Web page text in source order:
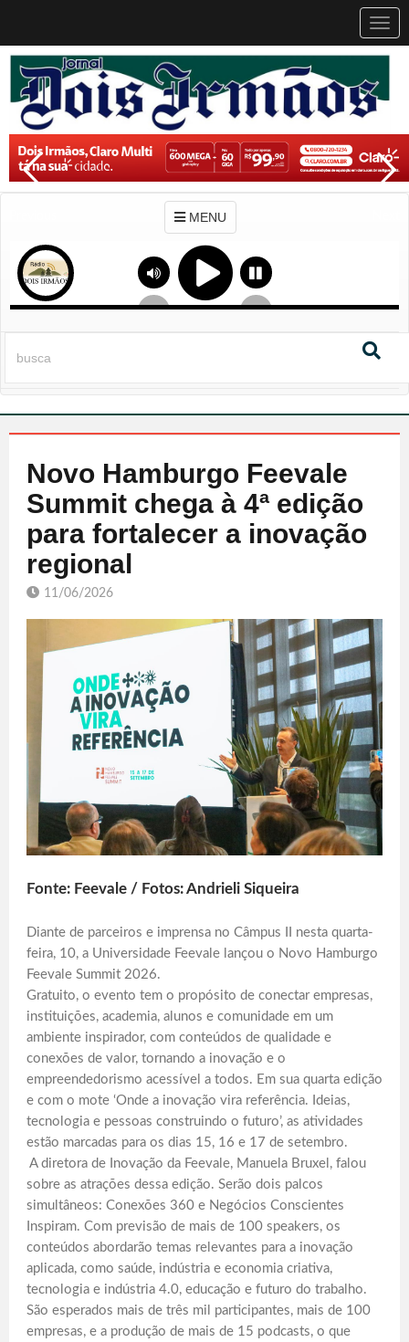
MENU
Novo Hamburgo Feevale
Summit chega à 4ª edição
para fortalecer a inovação
regional
11/06/2026
Fonte: Feevale / Fotos: Andrieli Siqueira
Diante de parceiros e imprensa no Câmpus II nesta quarta-
feira, 10, a Universidade Feevale lançou o Novo Hamburgo
Feevale Summit 2026.
Gratuito, o evento tem o propósito de conectar empresas,
instituições, academia, alunos e comunidade em um
ambiente inspirador, com conteúdos de qualidade e
conexões de valor, tornando a inovação e o
empreendedorismo acessível a todos. Em sua quarta edição
e com o mote ‘Onde a inovação vira referência. Ideias,
tecnologia e pessoas construindo o futuro’, as atividades
estão marcadas para os dias 15, 16 e 17 de setembro.
A diretora de Inovação da Feevale, Manuela Bruxel, falou
sobre as atrações dessa edição. Serão dois palcos
simultâneos: Conexões 360 e Negócios Conscientes
Inspiram. Com previsão de mais de 100 speakers, os
conteúdos abordarão temas relevantes para a inovação
aplicada, como saúde, indústria e economia criativa,
tecnologia e indústria 4.0, educação e futuro do trabalho.
São esperados mais de três mil participantes, mais de 100
empresas, e a produção de mais de 15 podcasts, o que